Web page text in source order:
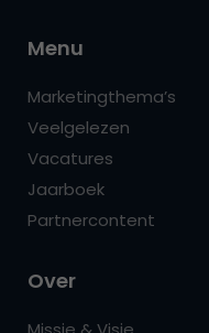
Menu
Marketingthema’s
Veelgelezen
Vacatures
Jaarboek
Partnercontent
Over